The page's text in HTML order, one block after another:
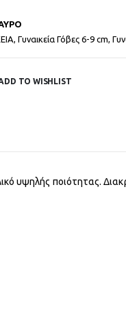
, Γυναικεία Γόβες 6-9 cm,
TO WISHLIST
υψηλής ποιότητας.